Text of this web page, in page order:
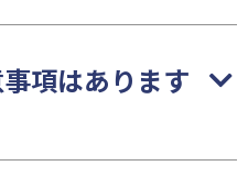
項はあります